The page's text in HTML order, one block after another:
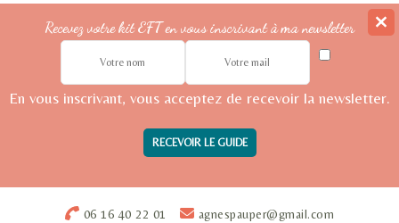
Recevez votre kit EFT en vous inscrivant à ma newsletter
En vous inscrivant, vous acceptez de recevoir la newsletter.
06 16 40 22 01 agnespauper@gmail.com